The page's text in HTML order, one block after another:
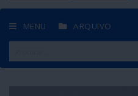
MENU ARQUIVO